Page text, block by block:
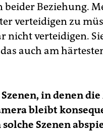
Beziehung.
verteidigen zu
nicht verteidigen.
auch am
in denen
bleibt
Szenen